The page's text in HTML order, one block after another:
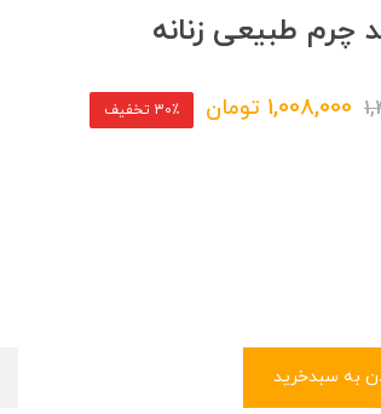
چرم طبیعی زنانه
1,008,000 تومان 30٪ تخفیف
به سبدخرید